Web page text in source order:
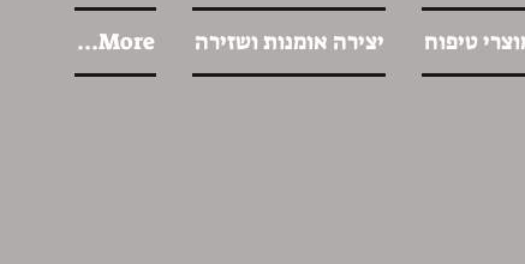
טיפוח יצירה אומנות ושזירה More...